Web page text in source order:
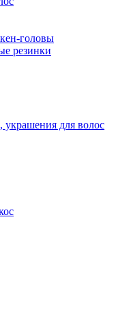
головы
резинки
украшения для волос